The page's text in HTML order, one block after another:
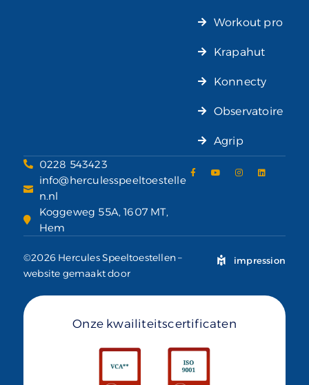
Workout pro
Krapahut
Konnecty
Observatoire
Agrip
0228 543423
info@herculesspeeltoestelle
n.nl
Koggeweg 55A, 1607 MT,
Hem
©2026 Hercules Speeltoestellen –
website gemaakt door
impression
Onze kwailiteitscertificaten